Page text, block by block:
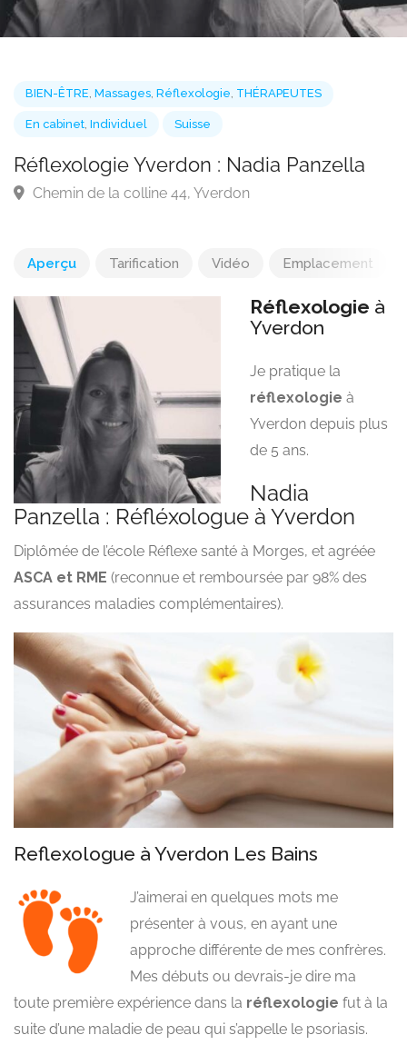
En cabinet,Individuel Suisse
Aperçu Tarification Vidéo Emplacement
Réflexologie à
Yverdon
Je pratique la
réflexologie à
Yverdon depuis plus
de 5 ans.
Nadia
Panzella : Réfléxologue à Yverdon
Diplômée de l’école Réflexe santé à Morges, et agréée
ASCA et RME (reconnue et remboursée par 98% des
assurances maladies complémentaires).
Reflexologue à Yverdon Les Bains
J’aimerai en quelques mots me
présenter à vous, en ayant une
approche différente de mes confrères.
Mes débuts ou devrais-je dire ma
toute première expérience dans la réflexologie fut à la
suite d’une maladie de peau qui s’appelle le psoriasis.